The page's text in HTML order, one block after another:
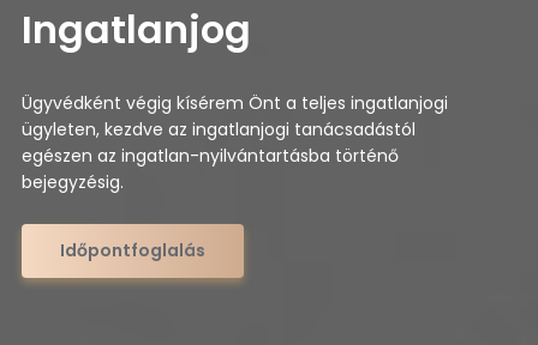
Ügyvédként végig kísérem Önt a teljes ingatlanjogi
ügyleten, kezdve az ingatlanjogi tanácsadástól
egészen az ingatlan-nyilvántartásba történő
bejegyzésig.
Időpontfoglalás
Ingatlanjog